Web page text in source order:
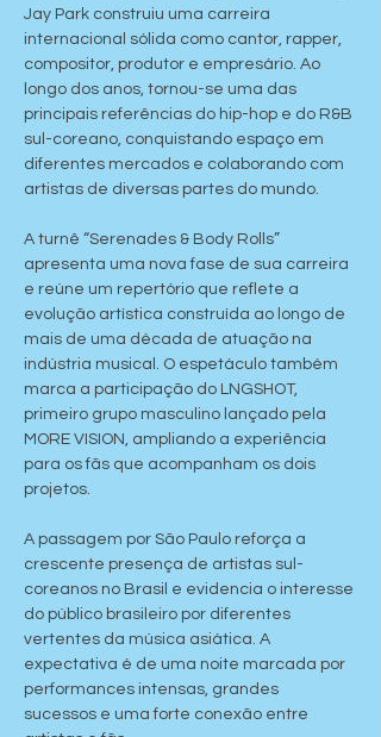
Jay Park construiu uma carreira
internacional sólida como cantor, rapper,
compositor, produtor e empresário. Ao
longo dos anos, tornou-se uma das
principais referências do hip-hop e do R&B
sul-coreano, conquistando espaço em
diferentes mercados e colaborando com
artistas de diversas partes do mundo.
A turnê “Serenades & Body Rolls”
apresenta uma nova fase de sua carreira
e reúne um repertório que reflete a
evolução artística construída ao longo de
mais de uma década de atuação na
indústria musical. O espetáculo também
marca a participação do LNGSHOT,
primeiro grupo masculino lançado pela
MORE VISION, ampliando a experiência
para os fãs que acompanham os dois
projetos.
A passagem por São Paulo reforça a
crescente presença de artistas sul-
coreanos no Brasil e evidencia o interesse
do público brasileiro por diferentes
vertentes da música asiática. A
expectativa é de uma noite marcada por
performances intensas, grandes
sucessos e uma forte conexão entre